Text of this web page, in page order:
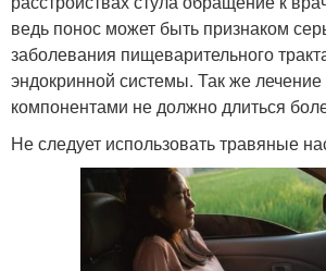
ведь понос может быть признаком
заболевания пищеварительного
эндокринной системы. Так же
компонентами не должно длиться
Не следует использовать травяные